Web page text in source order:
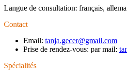
Langue de consultation: français,
Contact
Email: tanja.gecer@gmail.com
Prise de rendez-vous: par mail:
Spécialités